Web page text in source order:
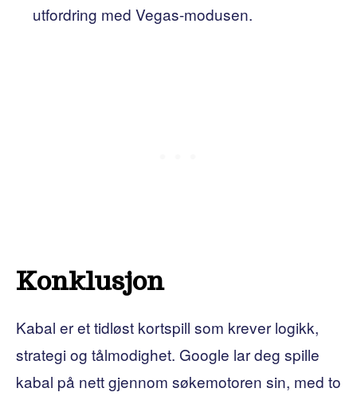
utfordring med Vegas-modusen.
Konklusjon
Kabal er et tidløst kortspill som krever logikk,
strategi og tålmodighet. Google lar deg spille
kabal på nett gjennom søkemotoren sin, med to